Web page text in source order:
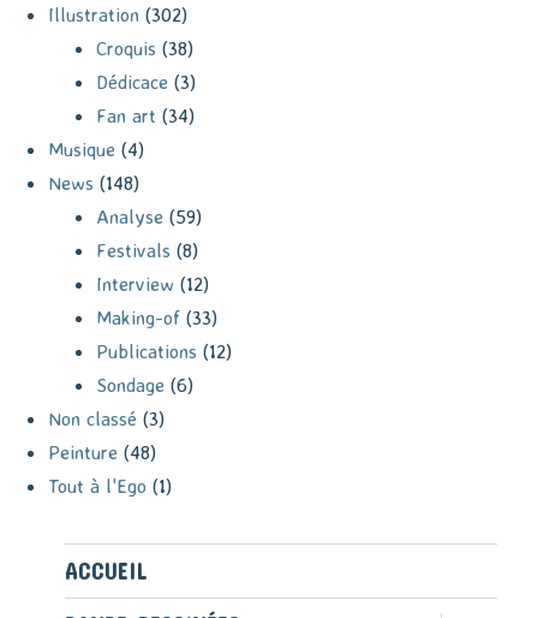
Illustration (302)
Croquis (38)
Dédicace (3)
Fan art (34)
Musique (4)
News (148)
Analyse (59)
Festivals (8)
Interview (12)
Making-of (33)
Publications (12)
Sondage (6)
Non classé (3)
Peinture (48)
Tout à l'Ego (1)
ACCUEIL